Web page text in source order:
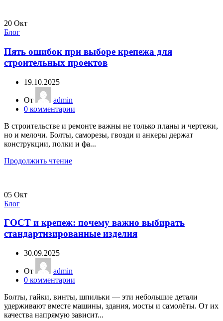
20 Окт
Блог
Пять ошибок при выборе крепежа для
строительных проектов
19.10.2025
От
admin
0 комментарии
В строительстве и ремонте важны не только планы и чертежи,
но и мелочи. Болты, саморезы, гвозди и анкеры держат
конструкции, полки и фа...
Продолжить чтение
05 Окт
Блог
ГОСТ и крепеж: почему важно выбирать
стандартизированные изделия
30.09.2025
От
admin
0 комментарии
Болты, гайки, винты, шпильки — эти небольшие детали
удерживают вместе машины, здания, мосты и самолёты. От их
качества напрямую зависит...